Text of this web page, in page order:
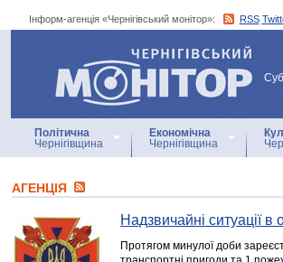
Інформ-агенція «Чернігівський монітор»: RSS
Інформ-агенція
«Чернігівський монітор»
Політична
Чернігівщина
Економічна
Чернігівщина
АГЕНЦIЯ
Надзвичайні ситуації в
Протягом минулої доби